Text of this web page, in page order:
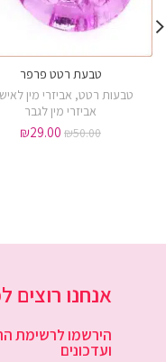
טבעת רטט פרפר
טבעות רטט, אביזרי מין
אביזרי מין לגבר
₪50.00
₪29.00
אנחנו
הירשמו לרשימת
ועדכונים